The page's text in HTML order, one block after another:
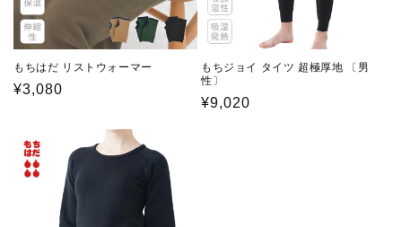
もちはだ リストウォーマー
通
格
¥3,080
もちジョイ タイツ 超極厚地 〔男
性〕
通
¥9,020